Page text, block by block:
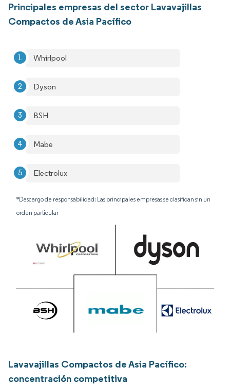
Principales empresas del sector Lavavajillas
Compactos de Asia Pacífico
Whirlpool
Dyson
BSH
Mabe
Electrolux
*Descargo de responsabilidad: Las principales empresas se clasifican sin un
orden particular
Lavavajillas Compactos de Asia Pacífico:
concentración competitiva